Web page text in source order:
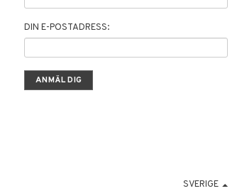
DIN E-POSTADRESS:
SVERIGE